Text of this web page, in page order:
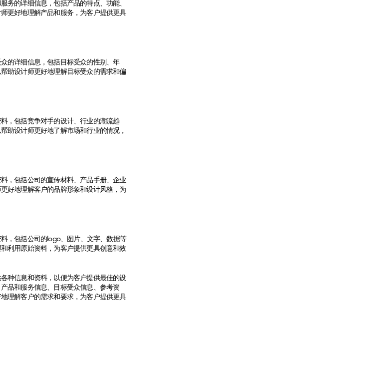
的详细信息，包括产品的特点、功能、
更好地理解产品和服务，为客户提供更具
详细信息，包括目标受众的性别、年
助设计师更好地理解目标受众的需求和偏
包括竞争对手的设计、行业的潮流趋
助设计师更好地了解市场和行业的情况，
包括公司的宣传材料、产品手册、企业
好地理解客户的品牌形象和设计风格，为
包括公司的logo、图片、文字、数据等
利用原始资料，为客户提供更具创意和效
信息和资料，以便为客户提供最佳的设
品和服务信息、目标受众信息、参考资
理解客户的需求和要求，为客户提供更具